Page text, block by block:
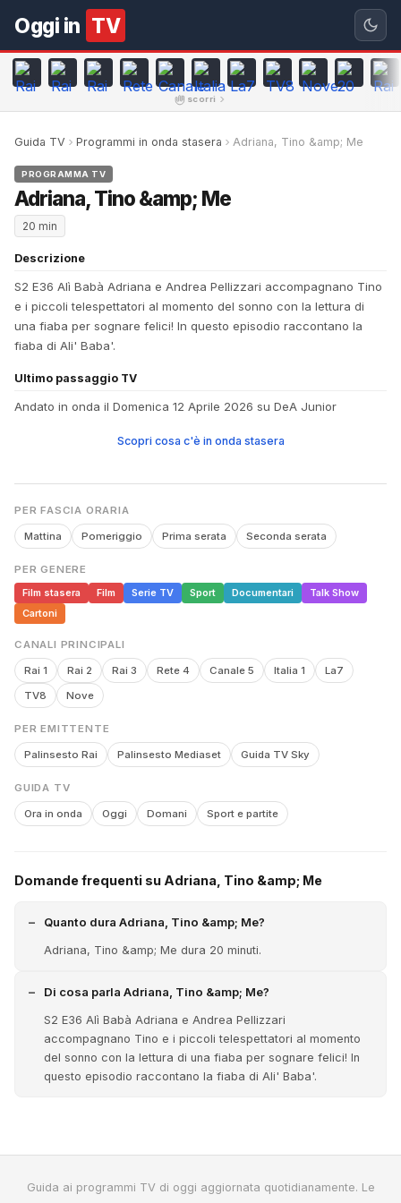
Oggi in TV
scorri
Guida TV Programmi in onda stasera Adriana, Tino &amp; Me
PROGRAMMA TV
Adriana, Tino &amp; Me
20 min
Descrizione
S2 E36 Alì Babà Adriana e Andrea Pellizzari accompagnano Tino
e i piccoli telespettatori al momento del sonno con la lettura di
una fiaba per sognare felici! In questo episodio raccontano la
fiaba di Ali' Baba'.
Ultimo passaggio TV
Andato in onda il Domenica 12 Aprile 2026 su DeA Junior
Scopri cosa c'è in onda stasera
PER FASCIA ORARIA
Mattina Pomeriggio Prima serata Seconda serata
PER GENERE
Film stasera
Film Serie TV Sport Documentari
Talk Show
Cartoni
CANALI PRINCIPALI
Rai 1 Rai 2 Rai 3 Rete 4 Canale 5 Italia 1
La7
TV8
Nove
PER EMITTENTE
Palinsesto Rai Palinsesto Mediaset Guida TV Sky
GUIDA TV
Ora in onda Oggi Domani Sport e partite
Domande frequenti su Adriana, Tino &amp; Me
Quanto dura Adriana, Tino &amp; Me?
Adriana, Tino &amp; Me dura 20 minuti.
Di cosa parla Adriana, Tino &amp; Me?
S2 E36 Alì Babà Adriana e Andrea Pellizzari
accompagnano Tino e i piccoli telespettatori al momento
del sonno con la lettura di una fiaba per sognare felici! In
questo episodio raccontano la fiaba di Ali' Baba'.
Guida ai programmi TV di oggi aggiornata quotidianamente. Le